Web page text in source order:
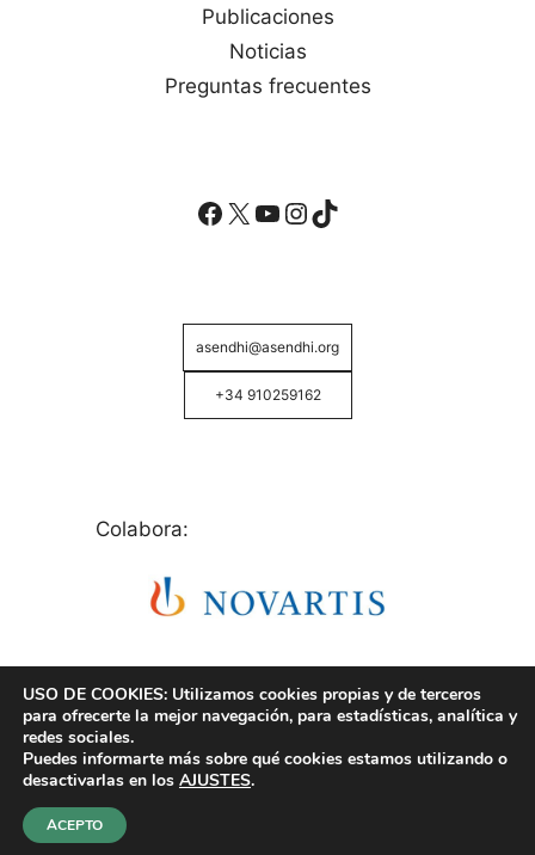
Publicaciones
Noticias
Preguntas frecuentes
Facebook
X YouTube
Instagram
TikTok
asendhi@asendhi.org
+34 910259162
Colabora:
© Copyright 2026 ASENDHI - Asociación de Enfermos
USO DE COOKIES: Utilizamos cookies propias y de terceros
para ofrecerte la mejor navegación, para estadísticas, analítica y
redes sociales.
Puedes informarte más sobre qué cookies estamos utilizando o
desactivarlas en los AJUSTES.
ACEPTO